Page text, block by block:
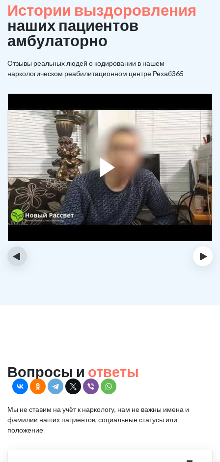
Истории выздоровления
наших пациентов
амбулаторно
Отзывы реальных людей о кодировании в нашем
наркологическом реабилитационном центре Рехаб365
‹ ›
Вопросы и ответы
Мы не ставим на учёт к наркологу, нам не важны имена и
фамилии наших пациентов, социальные статусы или
положение